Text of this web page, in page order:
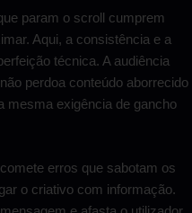
param o scroll cumprem
Aqui, a consistência e a
técnica. A audiência
perdoa conteúdo aborrecido
mesma exigência de gancho
erros que sabotam os
o criativo com informação.